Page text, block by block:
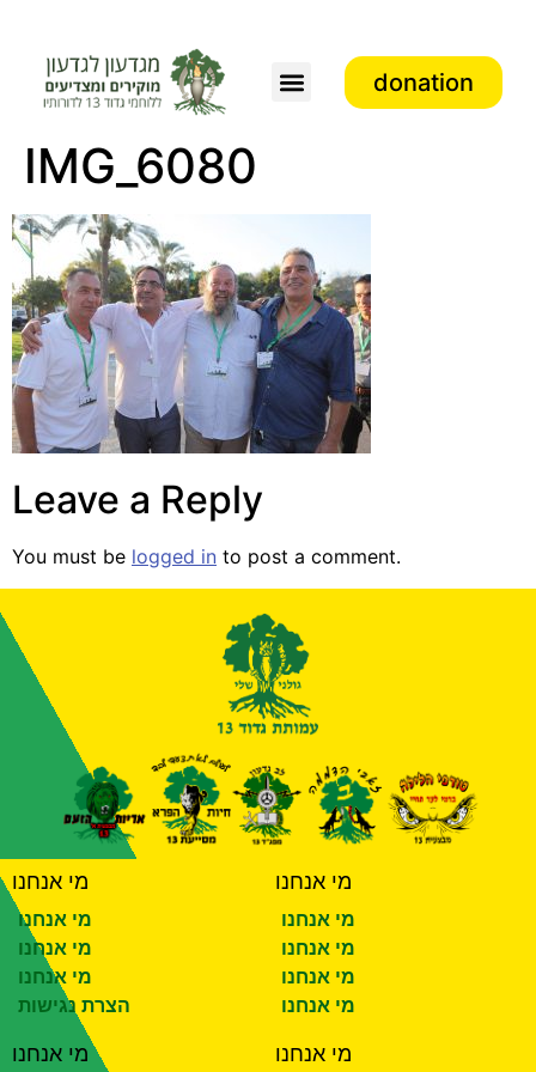
donation
IMG_6080
Leave a Reply
You must be logged in to post a comment.
מי אנחנו
מי אנחנו
מי אנחנו
מי אנחנו
הצרת נגישות
מי אנחנו
מי אנחנו
מי אנחנו
מי אנחנו
מי אנחנו
מי אנחנו מי אנחנו